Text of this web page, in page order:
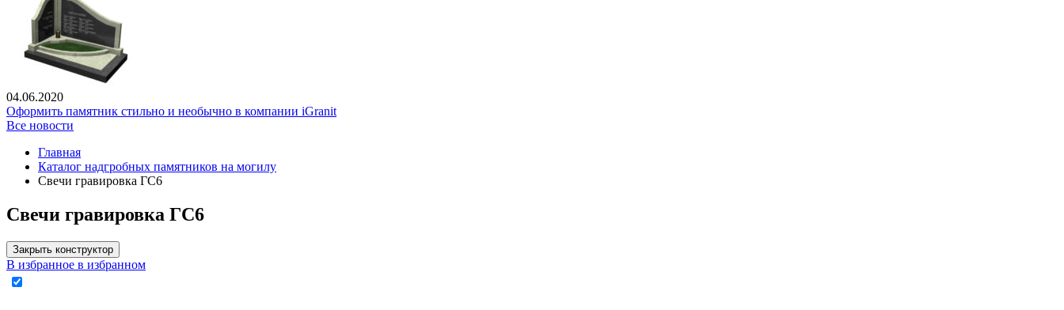
04.06.2020
Оформить памятник стильно и необычно в компании iGranit
Все новости
Главная
Каталог надгробных памятников на могилу
Свечи гравировка ГС6
Свечи гравировка ГС6
Закрыть конструктор
В избранное в избранном